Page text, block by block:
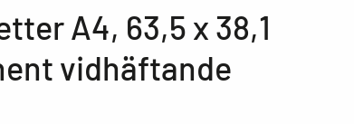
A4, 63,5 x 38,1
vidhäftande